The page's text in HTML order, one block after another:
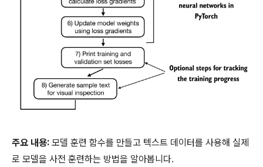
주요 내용: 모델 훈련 함수를 만들고 텍스트 데이터를 사용해 실제
로 모델을 사전 훈련하는 방법을 알아봅니다.